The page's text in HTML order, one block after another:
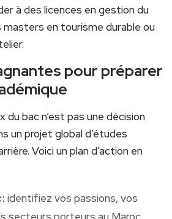
à des licences en gestion du
masters en tourisme durable ou
pour préparer
du bac n’est pas une décision
un projet global d’études
Voici un plan d’action en
identifiez vos passions, vos